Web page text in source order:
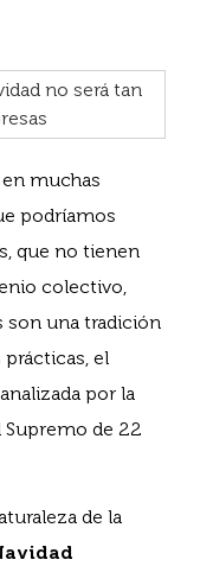
muchas
podríamos
que no tienen
colectivo,
son una tradición
prácticas, el
por la
de 22
de la